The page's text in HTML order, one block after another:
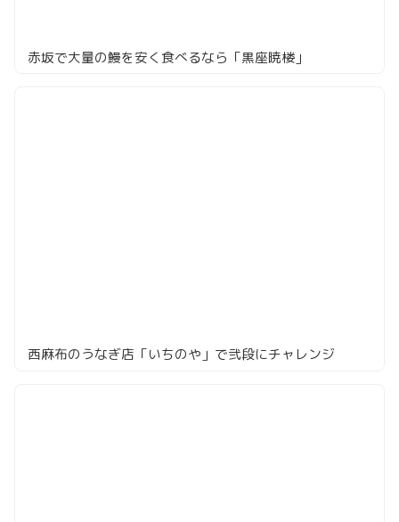
赤坂で大量の鰻を安く食べるなら「黒座暁楼」
西麻布のうなぎ店「いちのや」で弐段にチャレンジ